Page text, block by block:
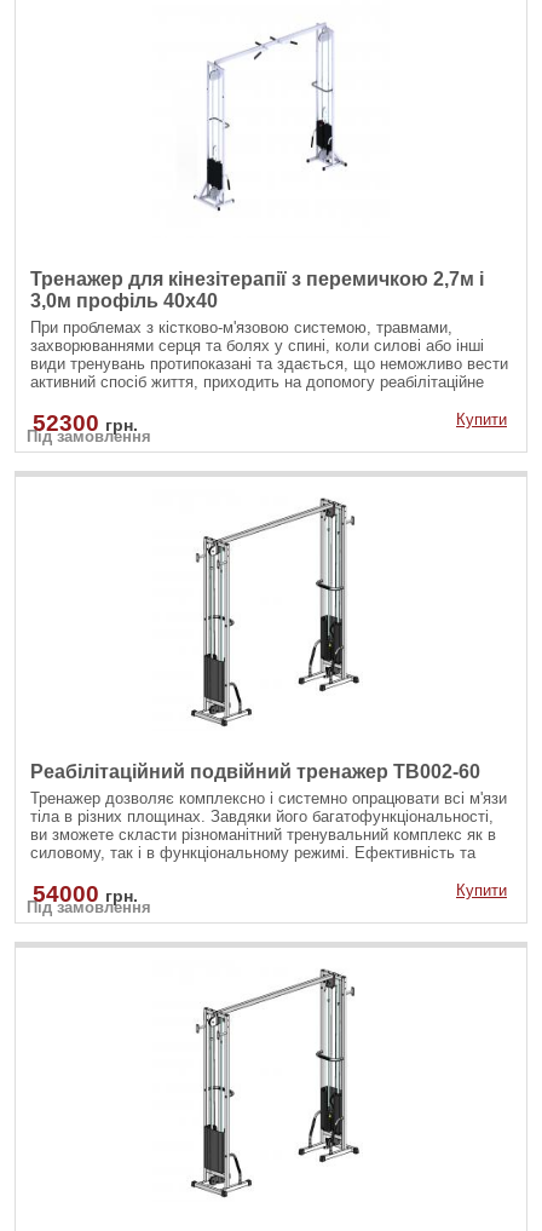
Тренажер для кінезітерапії з перемичкою 2,7м і
3,0м профіль 40х40
При проблемах з кістково-м'язовою системою, травмами,
захворюваннями серця та болях у спині, коли силові або інші
види тренувань протипоказані та здається, що неможливо вести
активний спосіб життя, приходить на допомогу реабілітаційне
Під замовлення
52300 грн. Купити
Реабілітаційний подвійний тренажер TB002-60
Тренажер дозволяє комплексно і системно опрацювати всі м'язи
тіла в різних площинах. Завдяки його багатофункціональності,
ви зможете скласти різноманітний тренувальний комплекс як в
силовому, так і в функціональному режимі. Ефективність та
тренажера і продуманої механікою його роботи.
Під замовлення
54000 грн. Купити